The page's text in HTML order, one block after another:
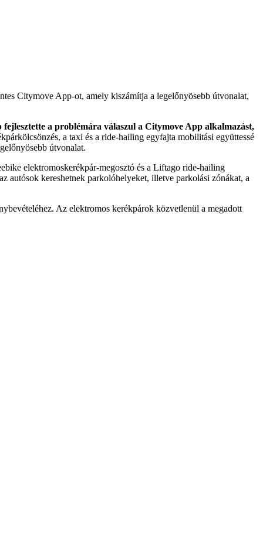
Citymove App-ot, amely kiszámítja a legelőnyösebb útvonalat,
a problémára válaszul a Citymove App alkalmazást,
a taxi és a ride-hailing egyfajta mobilitási együttessé
útvonalat.
elektromoskerékpár-megosztó és a Liftago ride-hailing
autósok kereshetnek parkolóhelyeket, illetve parkolási zónákat, a
Az elektromos kerékpárok közvetlenül a megadott